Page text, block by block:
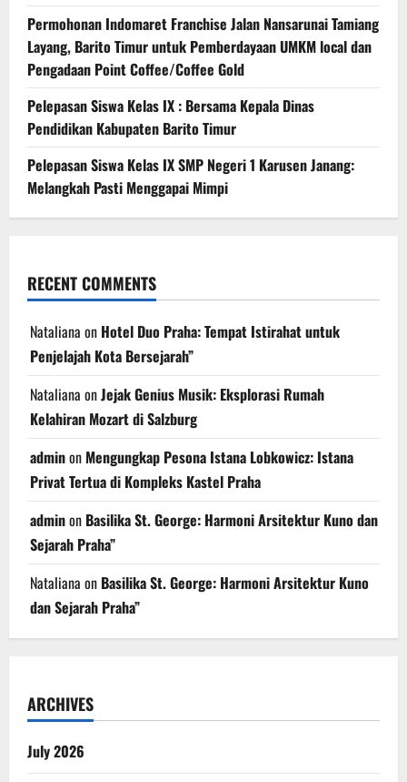
Permohonan Indomaret Franchise Jalan Nansarunai Tamiang
Layang, Barito Timur untuk Pemberdayaan UMKM local dan
Pengadaan Point Coffee/Coffee Gold
Pelepasan Siswa Kelas IX : Bersama Kepala Dinas
Pendidikan Kabupaten Barito Timur
Pelepasan Siswa Kelas IX SMP Negeri 1 Karusen Janang:
Melangkah Pasti Menggapai Mimpi
RECENT COMMENTS
Nataliana on Hotel Duo Praha: Tempat Istirahat untuk
Penjelajah Kota Bersejarah”
Nataliana onJejak Genius Musik: Eksplorasi Rumah
Kelahiran Mozart di Salzburg
adminon Mengungkap Pesona Istana Lobkowicz: Istana
Privat Tertua di Kompleks Kastel Praha
adminon Basilika St. George: Harmoni Arsitektur Kuno dan
Sejarah Praha”
Nataliana on Basilika St. George: Harmoni Arsitektur Kuno
dan Sejarah Praha”
ARCHIVES
July 2026